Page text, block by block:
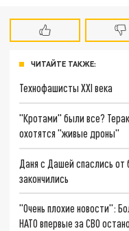
ЧИТАЙТЕ ТАКЖЕ:
Технофашисты XXI века
"Кротами" были все?
охотятся "живые дроны"
Даня с Дашей спаслись
закончились
"Очень плохие новости":
НАТО впервые за СВО